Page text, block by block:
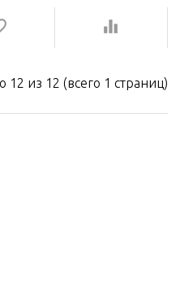
12 из 12 (всего 1 страниц)